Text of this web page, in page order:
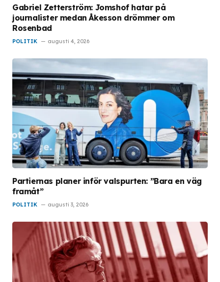
Gabriel Zetterström: Jomshof hatar på
journalister medan Åkesson drömmer om
Rosenbad
POLITIK augusti 4, 2026
Partiernas planer inför valspurten: ”Bara en väg
framåt”
POLITIK augusti 3, 2026